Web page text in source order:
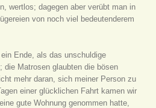
wertlos; dagegen aber verübt man in
von noch viel bedeutenderem
Ende, als das unschuldige
die Matrosen glaubten die bösen
mehr daran, sich meiner Person zu
einer glücklichen Fahrt kamen wir
gute Wohnung genommen hatte,